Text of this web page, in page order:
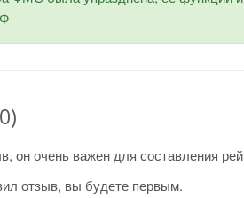
он очень важен для составления
отзыв, вы будете первым.